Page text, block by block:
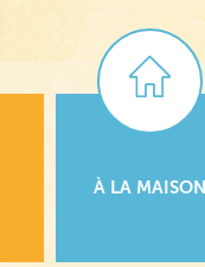
À LA MAISON